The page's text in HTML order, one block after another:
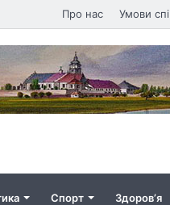
Про нас Умови
Спорт Здоров’я